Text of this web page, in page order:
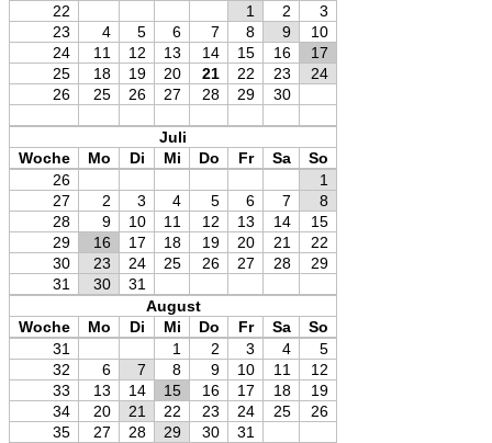
22
1 2
3
23
4 5 6 7 8 9
10
24
11 12 13 14 15 16
17
25
18 19 20 21 22 23
24
26
25 26 27 28 29 30
Juli
Woche
Mo Di Mi Do Fr Sa
So
26
1
27
2 3 4 5 6 7
8
28
9 10 11 12 13 14
15
29
16 17 18 19 20 21
22
30
23 24 25 26 27 28
29
31
30
31
August
Woche
Mo Di Mi Do Fr Sa
So
31
1 2 3 4
5
32
6 7 8 9 10 11
12
33
13 14 15 16 17 18
19
34
20 21 22 23 24 25
26
35
27 28 29 30 31